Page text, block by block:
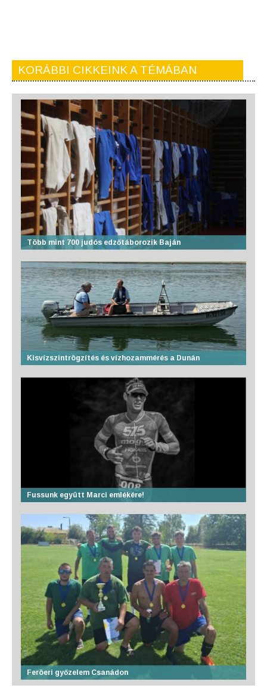
KORÁBBI CIKKEINK A TÉMÁBAN
Több mint 700 judós edzőtáborozik Baján
Kisvízszintrögzítés és vízhozammérés a Dunán
Fussunk együtt Marci emlékére!
Feröeri győzelem Csanádon